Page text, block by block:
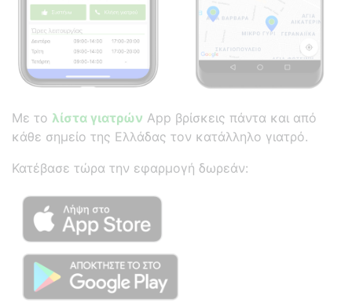
Με το λίστα γιατρών App βρίσκεις πάντα και από
κάθε σημείο της Ελλάδας τον κατάλληλο γιατρό.
Κατέβασε τώρα την εφαρμογή δωρεάν: